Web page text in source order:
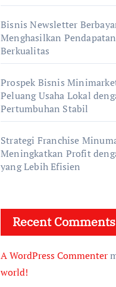
Bisnis Newsletter
Menghasilkan
Berkualitas
Prospek Bisnis
Peluang Usaha Lokal
Pertumbuhan Stabil
Strategi Franchise
Meningkatkan Profit
yang Lebih Efisien
Recent Comments
A WordPress Commenter
world!